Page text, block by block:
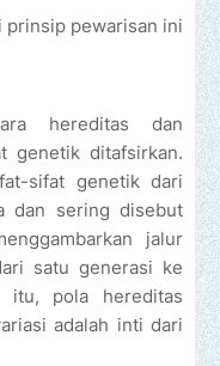
prinsip pewarisan ini
hereditas dan
genetik ditafsirkan.
sifat genetik dari
dan sering disebut
jalur
satu generasi ke
itu, pola hereditas
adalah inti dari